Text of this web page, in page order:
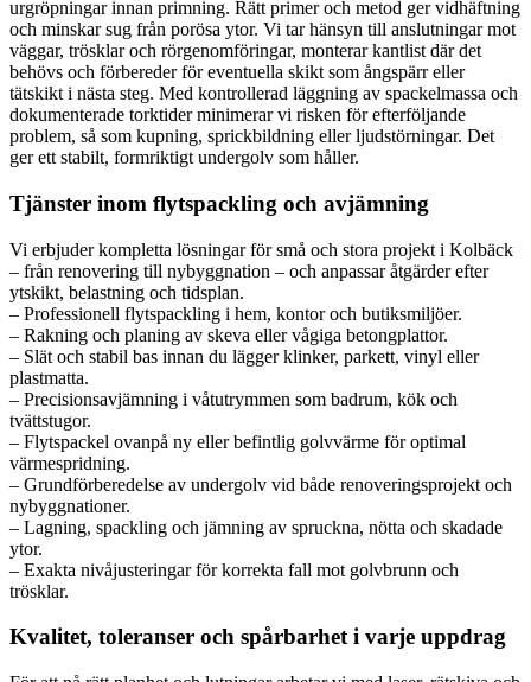
urgröpningar innan primning. Rätt primer och metod ger vidhäftning
och minskar sug från porösa ytor. Vi tar hänsyn till anslutningar mot
väggar, trösklar och rörgenomföringar, monterar kantlist där det
behövs och förbereder för eventuella skikt som ångspärr eller
tätskikt i nästa steg. Med kontrollerad läggning av spackelmassa och
dokumenterade torktider minimerar vi risken för efterföljande
problem, så som kupning, sprickbildning eller ljudstörningar. Det
ger ett stabilt, formriktigt undergolv som håller.
Tjänster inom flytspackling och avjämning
Vi erbjuder kompletta lösningar för små och stora projekt i Kolbäck
– från renovering till nybyggnation – och anpassar åtgärder efter
ytskikt, belastning och tidsplan.
– Professionell flytspackling i hem, kontor och butiksmiljöer.
– Rakning och planing av skeva eller vågiga betongplattor.
– Slät och stabil bas innan du lägger klinker, parkett, vinyl eller
plastmatta.
– Precisionsavjämning i våtutrymmen som badrum, kök och
tvättstugor.
– Flytspackel ovanpå ny eller befintlig golvvärme för optimal
värmespridning.
– Grundförberedelse av undergolv vid både renoveringsprojekt och
nybyggnationer.
– Lagning, spackling och jämning av spruckna, nötta och skadade
ytor.
– Exakta nivåjusteringar för korrekta fall mot golvbrunn och
trösklar.
Kvalitet, toleranser och spårbarhet i varje uppdrag